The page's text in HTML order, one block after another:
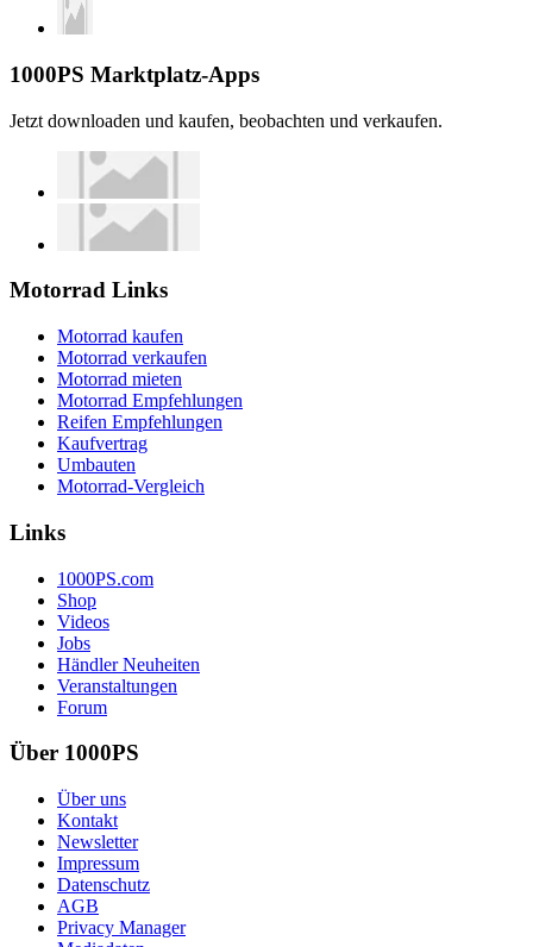
1000PS Marktplatz-Apps
Jetzt downloaden und kaufen, beobachten und verkaufen.
Motorrad Links
Motorrad kaufen
Motorrad verkaufen
Motorrad mieten
Motorrad Empfehlungen
Reifen Empfehlungen
Kaufvertrag
Umbauten
Motorrad-Vergleich
Links
1000PS.com
Shop
Videos
Jobs
Händler Neuheiten
Veranstaltungen
Forum
Über 1000PS
Über uns
Kontakt
Newsletter
Impressum
Datenschutz
AGB
Privacy Manager